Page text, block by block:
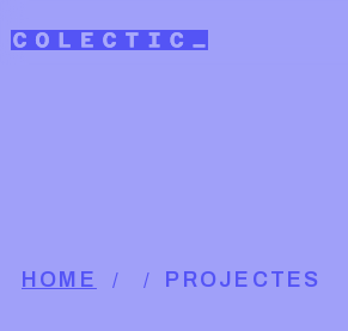
Breadcrumb
HOME PROJECTES